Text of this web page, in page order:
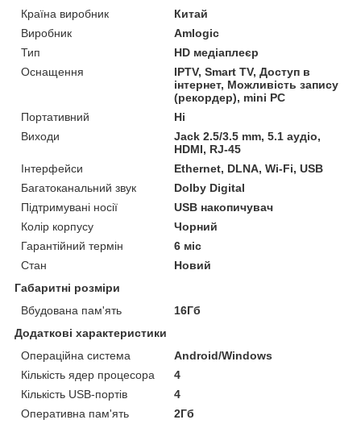
Країна виробник
Китай
Виробник
Amlogic
Тип
HD медіаплеєр
Оснащення
IPTV, Smart TV, Доступ в
інтернет, Можливість запису
(рекордер), mini PC
Портативний
Ні
Виходи
Jack 2.5/3.5 mm, 5.1 аудіо,
HDMI, RJ-45
Інтерфейси
Ethernet, DLNA, Wi-Fi, USB
Багатоканальний звук
Dolby Digital
Підтримувані носії
USB накопичувач
Колір корпусу
Чорний
Гарантійний термін
6 міс
Стан
Новий
Габаритні розміри
Вбудована пам'ять
16Гб
Додаткові характеристики
Операційна система
Android/Windows
Кількість ядер процесора
4
Кількість USB-портів
4
Оперативна пам'ять
2Гб